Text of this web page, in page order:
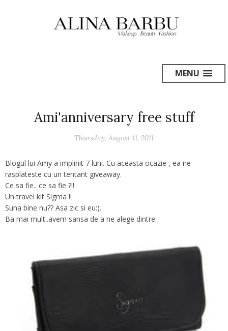
MENU
Ami'anniversary free stuff
Thursday, August 11, 2011
Blogul lui Amy a implinit 7 luni. Cu aceasta ocazie , ea ne
rasplateste cu un tentant giveaway.
Ce sa fie.. ce sa fie ?!!
Un travel kit Sigma !!
Suna bine nu?? Asa zic si eu:).
Ba mai mult..avem sansa de a ne alege dintre :